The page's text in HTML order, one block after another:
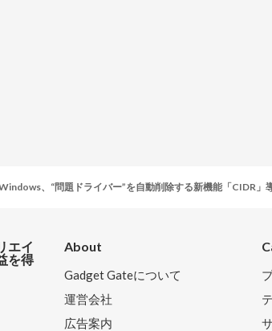
、“問題ドライバー”を自動削除する新機能「CIDR」
エイ
を得
About
Gadget Gateについて
運営会社
広告案内